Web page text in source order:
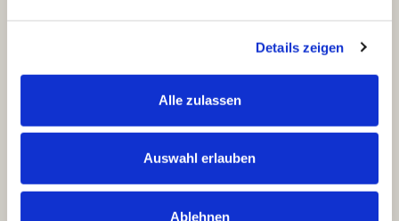
a
Details zeigen
Alle zulassen
Auswahl erlauben
Ablehnen